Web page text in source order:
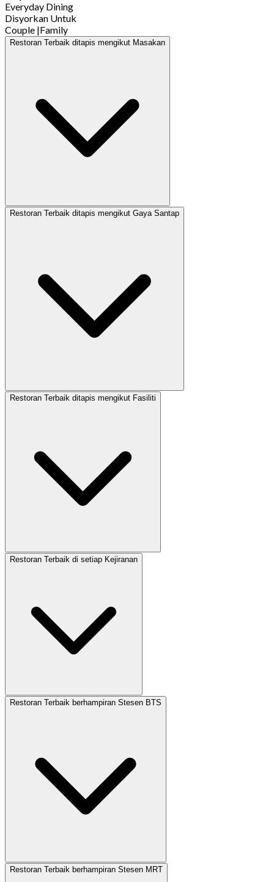
Everyday Dining
Disyorkan Untuk
Couple |Family
Restoran Terbaik ditapis mengikut Masakan
Restoran Terbaik ditapis mengikut Gaya Santap
Restoran Terbaik ditapis mengikut Fasiliti
Restoran Terbaik di setiap Kejiranan
Restoran Terbaik berhampiran Stesen BTS
Restoran Terbaik berhampiran Stesen MRT